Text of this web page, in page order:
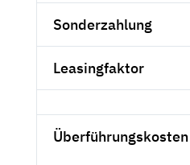
Sonderzahlung
Leasingfaktor
Überführungskosten